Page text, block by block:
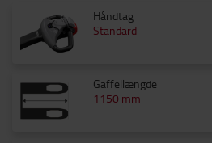
Håndtag
Standard
Gaffellængde
1150 mm